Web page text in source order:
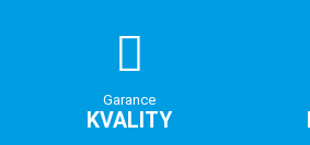
Garance
KVALITY